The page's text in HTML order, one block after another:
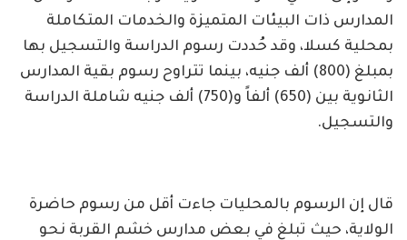
المدارس ذات البيئات المتميزة والخدمات المتكاملة
بمحلية كسلا، وقد حُددت رسوم الدراسة والتسجيل بها
بمبلغ (800) ألف جنيه، بينما تتراوح رسوم بقية المدارس
الثانوية بين (650) ألفاً و(750) ألف جنيه شاملة الدراسة
والتسجيل.
قال إن الرسوم بالمحليات جاءت أقل من رسوم حاضرة
الولاية، حيث تبلغ في بعض مدارس خشم القربة نحو